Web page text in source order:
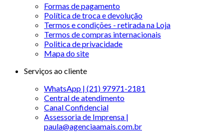
Formas de pagamento
Política de troca e devolução
Termos e condições - retirada na Loja
Termos de compras internacionais
Politica de privacidade
Mapa do site
Serviços ao cliente
WhatsApp | (21) 97971-2181
Central de atendimento
Canal Confidencial
Assessoria de Imprensa |
paula@agenciaamais.com.br